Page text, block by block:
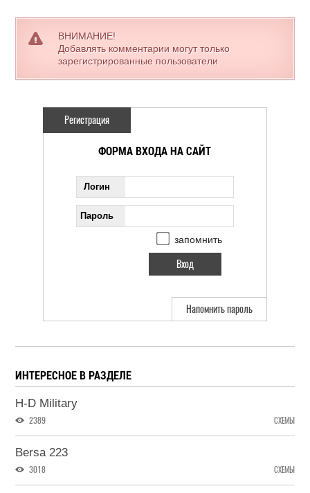
ВНИМАНИЕ!
Добавлять комментарии могут только
зарегистрированные пользователи
Регистрация
ФОРМА ВХОДА НА САЙТ
Логин
Пароль
запомнить
Напомнить пароль
ИНТЕРЕСНОЕ В РАЗДЕЛЕ
H-D Military
2389 СХЕМЫ
Bersa 223
3018 СХЕМЫ